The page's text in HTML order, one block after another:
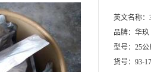
英文名称：
品牌： 华玖
型号： 25公
货号： 93-